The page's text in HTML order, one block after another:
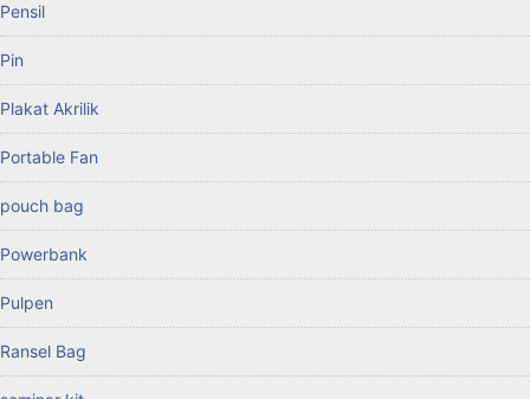
Pensil
Pin
Plakat Akrilik
Portable Fan
pouch bag
Powerbank
Pulpen
Ransel Bag